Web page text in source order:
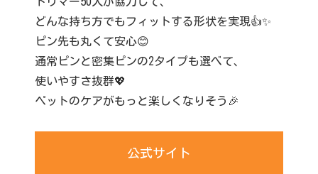
どんな持ち方でもフィットする形状を実現👍✨
ピン先も丸くて安心😊
通常ピンと密集ピンの2タイプも選べて、
使いやすさ抜群💖
ペットのケアがもっと楽しくなりそう🎉
公式サイト